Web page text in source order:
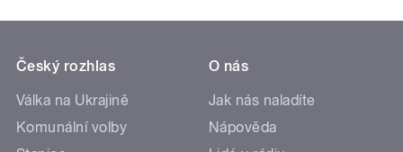
Český rozhlas
Válka na Ukrajině
Komunální volby
O nás
Jak nás naladíte
Nápověda